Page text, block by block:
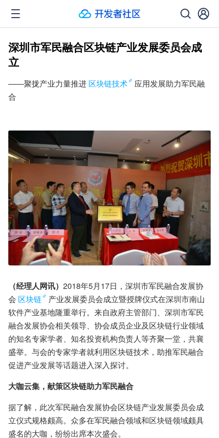
深圳市军民融合区块链产业发展委员会成
立
——聚拢产业力量推进 区块链技术
应用发展助力军民融
合
（经理人网讯） 2018年5月17日，深圳市军民融合发展协
会 区块链
产业发展委员会成立暨授牌仪式在深圳市南山
软件产业基地隆重举行。来自政府主管部门、深圳市军民
融合发展协会相关领导、协会成员企业及区块链行业领域
的知名专家学者、知名投资机构负责人等齐聚一堂，共襄
盛举。与会的专家学者就利用区块链技术，助推军民融合
促进产业发展等话题进入深入探讨。
大咖云集，献策区块链助力军民融合
据了解，此次军民融合发展协会区块链产业发展委员会成
立仪式规格颇高。众多在军民融合领域和区块链领域颇具
盛名的大咖，纷纷出席本次盛会。